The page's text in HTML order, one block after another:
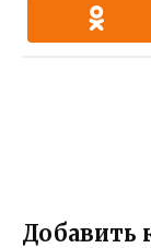
Добавить